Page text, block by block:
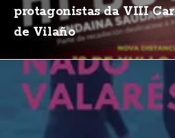
protagonistas da VIII
de Vilaño